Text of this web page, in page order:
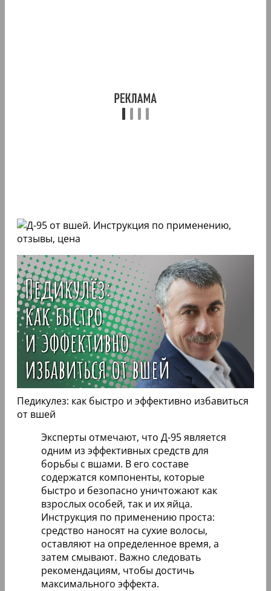
Педикулез: как быстро и эффективно избавиться
от вшей
Эксперты отмечают, что Д-95 является
одним из эффективных средств для
борьбы с вшами. В его составе
содержатся компоненты, которые
быстро и безопасно уничтожают как
взрослых особей, так и их яйца.
Инструкция по применению проста:
средство наносят на сухие волосы,
оставляют на определенное время, а
затем смывают. Важно следовать
рекомендациям, чтобы достичь
максимального эффекта.